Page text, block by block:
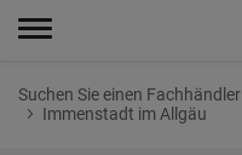
Suchen Sie einen Fachhändler
Immenstadt im Allgäu